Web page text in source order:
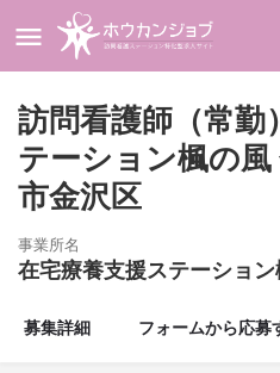
訪問看護師（常勤
テーション楓の風
市金沢区
事業所名
在宅療養支援ステーショ
募集詳細 フォームから応募